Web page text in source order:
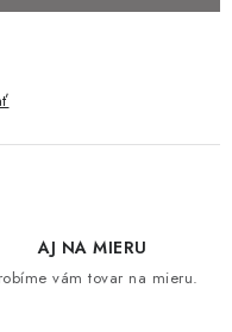
AJ NA MIERU
vám tovar na mieru.